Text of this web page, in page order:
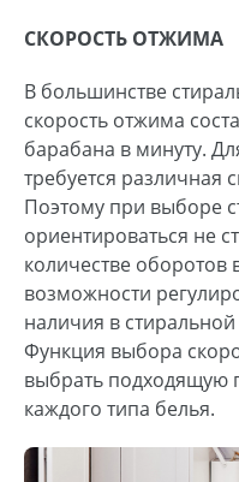
СКОРОСТЬ ОТЖИМА
В большинстве
скорость отжима
барабана в минуту.
требуется различная
Поэтому при выборе
ориентироваться не
количестве оборотов
возможности
наличия в
Функция выбора
выбрать подходящую
каждого типа белья.